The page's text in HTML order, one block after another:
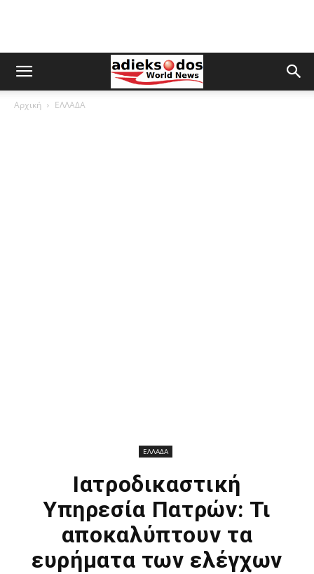
Αρχική ΕΛΛΑΔΑ
ΕΛΛΑΔΑ
Ιατροδικαστική
Υπηρεσία Πατρών: Τι
αποκαλύπτουν τα
ευρήματα των ελέγχων